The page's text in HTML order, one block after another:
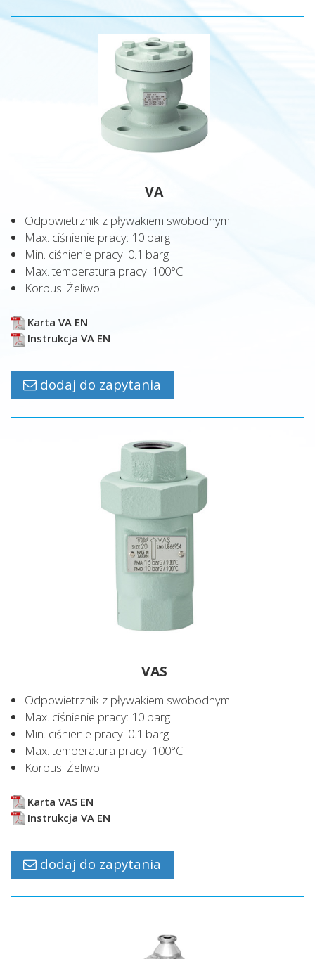
VA
Odpowietrznik z pływakiem swobodnym
Max. ciśnienie pracy: 10 barg
Min. ciśnienie pracy: 0.1 barg
Max. temperatura pracy: 100°C
Korpus: Żeliwo
Karta VA EN
Instrukcja VA EN
dodaj do zapytania
VAS
Odpowietrznik z pływakiem swobodnym
Max. ciśnienie pracy: 10 barg
Min. ciśnienie pracy: 0.1 barg
Max. temperatura pracy: 100°C
Korpus: Żeliwo
Karta VAS EN
Instrukcja VA EN
dodaj do zapytania